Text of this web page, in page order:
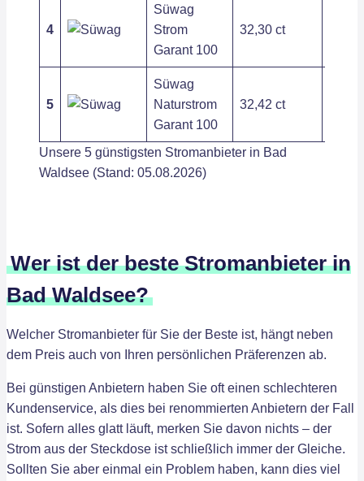
4
Süwag
Strom
Garant 100
32,30 ct
5
Süwag
Naturstrom
Garant 100
32,42 ct
Unsere 5 günstigsten Stromanbieter in Bad
Waldsee (Stand: 05.08.2026)
Wer ist der beste Stromanbieter in
Bad Waldsee?
Welcher Stromanbieter für Sie der Beste ist, hängt neben
dem Preis auch von Ihren persönlichen Präferenzen ab.
Bei günstigen Anbietern haben Sie oft einen schlechteren
Kundenservice, als dies bei renommierten Anbietern der Fall
ist. Sofern alles glatt läuft, merken Sie davon nichts – der
Strom aus der Steckdose ist schließlich immer der Gleiche.
Sollten Sie aber einmal ein Problem haben, kann dies viel